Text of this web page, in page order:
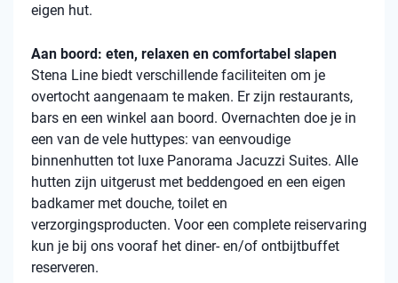
eigen hut.
Aan boord: eten, relaxen en comfortabel slapen
Stena Line biedt verschillende faciliteiten om je
overtocht aangenaam te maken. Er zijn restaurants,
bars en een winkel aan boord. Overnachten doe je in
een van de vele huttypes: van eenvoudige
binnenhutten tot luxe Panorama Jacuzzi Suites. Alle
hutten zijn uitgerust met beddengoed en een eigen
badkamer met douche, toilet en
verzorgingsproducten. Voor een complete reiservaring
kun je bij ons vooraf het diner- en/of ontbijtbuffet
reserveren.